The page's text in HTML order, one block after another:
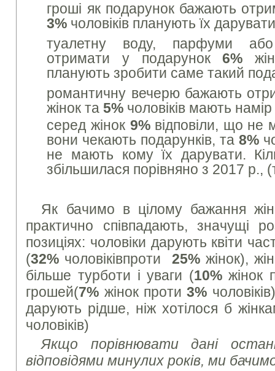
гроші як подарунок бажають
3% чоловіків планують їх
туалетну воду, парфуми або
отримати у подарунок6%
планують зробити саме такий
романтичну вечерю бажають
жінок та5% чоловіків мають намір
серед жінок 9%відповіли, що не
вони чекають подарунків, та 8%
не мають кому їх дарувати.
збільшилася порівняно з 2017 р.,
Як бачимо в цілому бажання
практично співпадають, значущі
позиціях: чоловіки дарують квіти
(32% чоловіківпроти 25% жінок),
більше турботи і уваги (10%жінок
грошей(7% жінок проти3%
дарують рідше, ніж хотілося б
чоловіків)
Якщо порівнювати дані
відповідями минулих років, ми